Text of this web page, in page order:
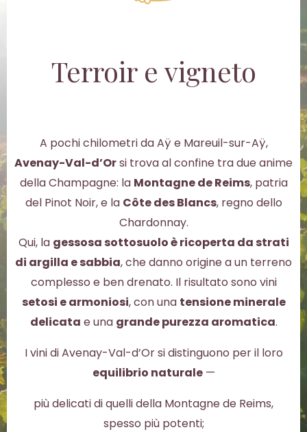
Terroir e vigneto
A pochi chilometri da Aÿ e Mareuil-sur-Aÿ,
Avenay-Val-d’Orsi trova al confine tra due anime
della Champagne: la Montagne de Reims, patria
del Pinot Noir, e la Côte des Blancs, regno dello
Chardonnay.
Qui, la gessosa sottosuolo è ricoperta da strati
di argilla e sabbia, che danno origine a un terreno
complesso e ben drenato. Il risultato sono vini
setosi e armoniosi, con una tensione minerale
delicata e una grande purezza aromatica.
I vini di Avenay-Val-d’Or si distinguono per il loro
equilibrio naturale—
più delicati di quelli della Montagne de Reims,
spesso più potenti;